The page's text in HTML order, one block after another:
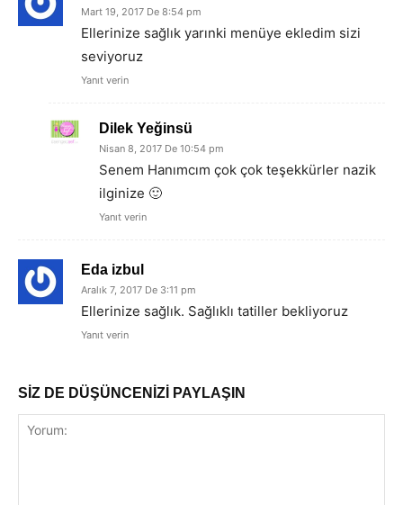
Mart 19, 2017 De 8:54 pm
Ellerinize sağlık yarınki menüye ekledim sizi
seviyoruz
Yanıt verin
Dilek Yeğinsü
Nisan 8, 2017 De 10:54 pm
Senem Hanımcım çok çok teşekkürler nazik
ilginize 🙂
Yanıt verin
Eda izbul
Aralık 7, 2017 De 3:11 pm
Ellerinize sağlık. Sağlıklı tatiller bekliyoruz
Yanıt verin
SİZ DE DÜŞÜNCENİZİ PAYLAŞIN